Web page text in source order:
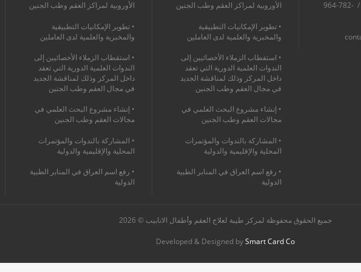
الأوروبية لمراكز العقم وطب الجنين
• تطوير الإمكانيات التطبيقية
والمخبرية والعلمية لدى العاملين
• استقطاب الزملاء الأخصائيين إلى
الندوات العلمية الدورية التي تعقد
داخل المركز وذلك لمناقشة الجديد
في مجال العقم وطب الجنين
• إنشاء مشروع البحث العلمي في
مجالات العقم وطب الجنين
• المشاركة بالندوات والمؤتمرات
المحلية والإقليمية والدولية
• رفع اسم العراق في المنابر الطبية
الدولية
الأوروبية لمراكز العقم وطب الجنين
• تطوير الإمكانيات التطبيقية
والمخبرية والعلمية لدى العاملين
• استقطاب الزملاء الأخصائيين إلى
الندوات العلمية الدورية التي تعقد
داخل المركز وذلك لمناقشة الجديد
في مجال العقم وطب الجنين
• إنشاء مشروع البحث العلمي في
مجالات العقم وطب الجنين
• المشاركة بالندوات والمؤتمرات
المحلية والإقليمية والدولية
• رفع اسم العراق في المنابر الطبية
الدولية
964-760-1368-475+ / 964-782-
جميع الحقوق محفوظة لمركز طيبة لعلاج العقم وأطفال الانابيب © 2026
Developed & Designed bySmart Card Co